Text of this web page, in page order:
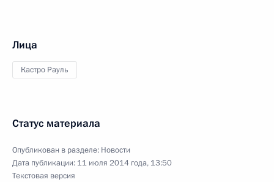
Лица
Кастро Рауль
Статус материала
Опубликован в разделе: Новости
Дата публикации: 11 июля 2014 года, 13:50
Текстовая версия